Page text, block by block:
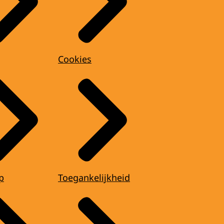
Cookies
Toegankelijkheid